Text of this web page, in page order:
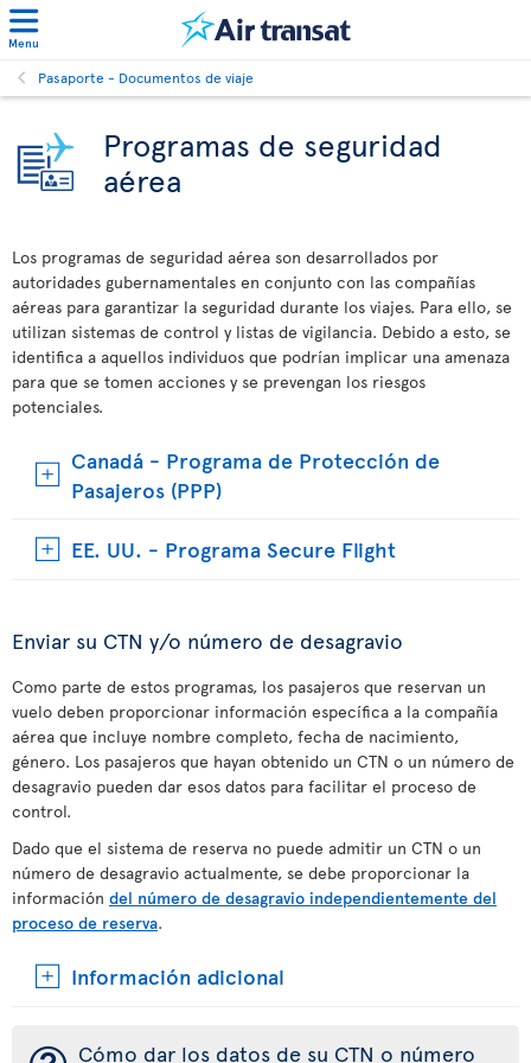
Menu
Pasaporte - Documentos de viaje
Programas de seguridad
aérea
Los programas de seguridad aérea son desarrollados por
autoridades gubernamentales en conjunto con las compañías
aéreas para garantizar la seguridad durante los viajes. Para ello, se
utilizan sistemas de control y listas de vigilancia. Debido a esto, se
identifica a aquellos individuos que podrían implicar una amenaza
para que se tomen acciones y se prevengan los riesgos
potenciales.
Canadá - Programa de Protección de
Pasajeros (PPP)
EE. UU. - Programa Secure Flight
Enviar su CTN y/o número de desagravio
Como parte de estos programas, los pasajeros que reservan un
vuelo deben proporcionar información específica a la compañía
aérea que incluye nombre completo, fecha de nacimiento,
género. Los pasajeros que hayan obtenido un CTN o un número de
desagravio pueden dar esos datos para facilitar el proceso de
control.
Dado que el sistema de reserva no puede admitir un CTN o un
número de desagravio actualmente, se debe proporcionar la
información del número de desagravio independientemente del
proceso de reserva.
Información adicional
Cómo dar los datos de su CTN o número